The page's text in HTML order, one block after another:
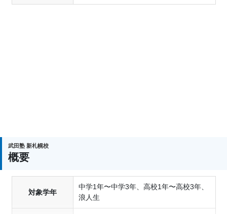
武田塾 新札幌校
概要
対象学年
中学1年〜中学3年、高校1年〜高校3年、
浪人生